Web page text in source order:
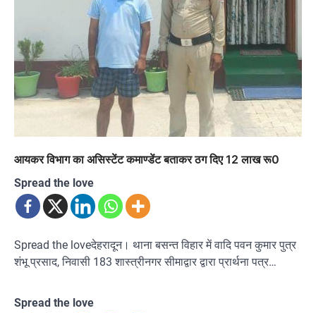
आयकर विभाग का असिस्टेंट कमाण्डेंट बताकर ठग दिए 12 लाख रू0
Spread the love
Spread the loveदेहरादून। थाना बसन्त विहार में वादि पवन कुमार पुत्र
शंभू प्रसाद, निवासी 183 शास्त्रीनगर सीमाद्वार द्वारा प्रार्थना पत्र…
Spread the love